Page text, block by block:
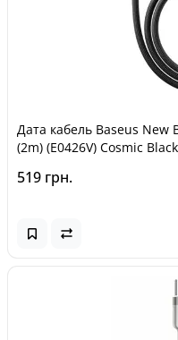
Дата кабель Baseus New
(2m) (E0426V) Cosmic Black
519 грн.